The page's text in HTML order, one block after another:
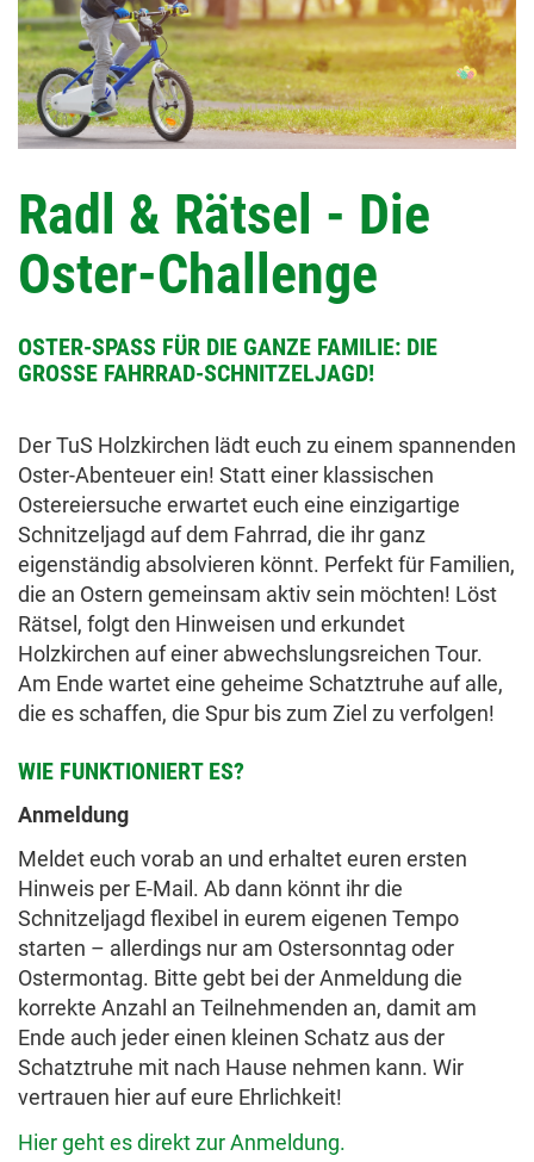
Radl & Rätsel - Die
Oster-Challenge
OSTER-SPASS FÜR DIE GANZE FAMILIE: DIE G
ROSSE FAHRRAD-SCHNITZELJAGD!
Der TuS Holzkirchen lädt euch zu einem spannenden
Oster-Abenteuer ein! Statt einer klassischen
Ostereiersuche erwartet euch eine einzigartige
Schnitzeljagd auf dem Fahrrad, die ihr ganz
eigenständig absolvieren könnt. Perfekt für Familien,
die an Ostern gemeinsam aktiv sein möchten! Löst
Rätsel, folgt den Hinweisen und erkundet
Holzkirchen auf einer abwechslungsreichen Tour.
Am Ende wartet eine geheime Schatztruhe auf alle,
die es schaffen, die Spur bis zum Ziel zu verfolgen!
WIE FUNKTIONIERT ES?
Anmeldung
Meldet euch vorab an und erhaltet euren ersten
Hinweis per E-Mail. Ab dann könnt ihr die
Schnitzeljagd flexibel in eurem eigenen Tempo
starten – allerdings nur am Ostersonntag oder
Ostermontag. Bitte gebt bei der Anmeldung die
korrekte Anzahl an Teilnehmenden an, damit am
Ende auch jeder einen kleinen Schatz aus der
Schatztruhe mit nach Hause nehmen kann. Wir
vertrauen hier auf eure Ehrlichkeit!
Hier geht es direkt zur Anmeldung.